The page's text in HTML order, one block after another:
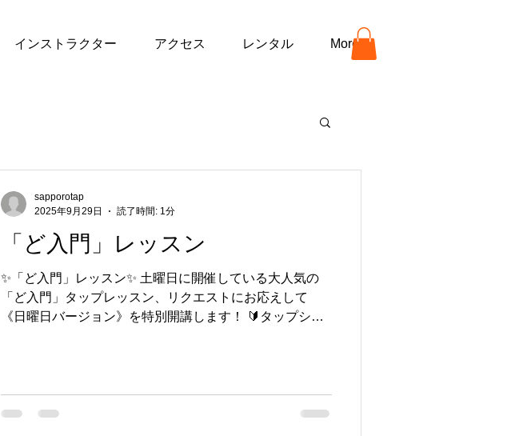
インストラクター アクセス レンタル More
「ど入門」レッスン
✨「ど入門」レッスン✨ 土曜日に開催している大人気の
「ど入門」タップレッスン、リクエストにお応えして
《日曜日バージョン》を特別開講します！ 🔰タップシュ
sapporotap
2025年9月29日
読了時間: 1分